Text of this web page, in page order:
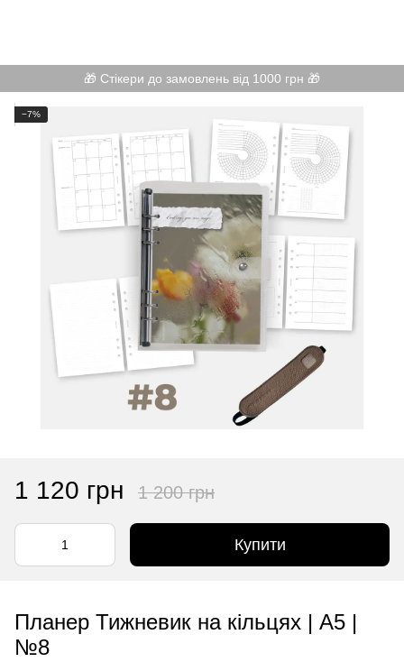
🎁 Стікери до замовлень від 1000 грн 🎁
−7%
1 120 грн 1 200 грн
Купити
Планер Тижневик на кільцях | А5 |
№8